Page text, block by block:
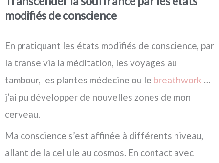
modifiés de conscience
En pratiquant les états modifiés de conscience, par
la transe via la méditation, les voyages au
tambour, les plantes médecine ou le breathwork …
j’ai pu développer de nouvelles zones de mon
cerveau.
Ma conscience s’est affinée à différents niveau,
allant de la cellule au cosmos. En contact avec